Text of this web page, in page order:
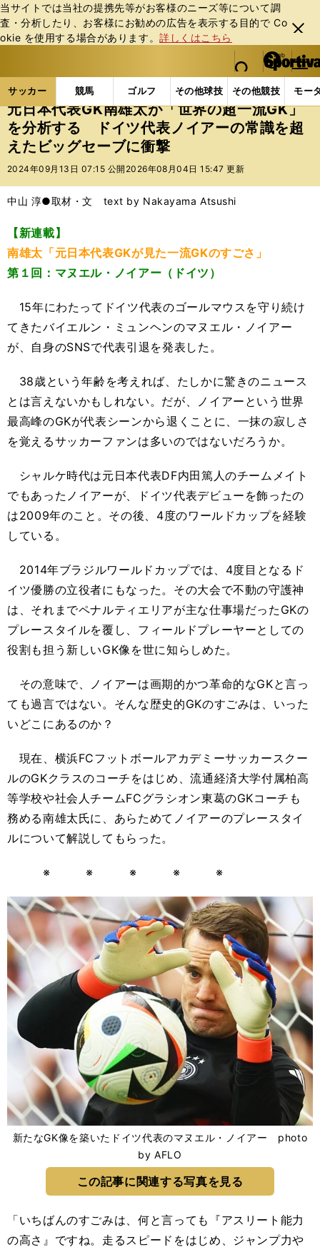
当サイトでは当社の提携先等がお客様のニーズ等について調
査・分析したり、お客様にお勧めの広告を表⽰する⽬的で Co
okie を使⽤する場合があります。詳しくはこちら
閉じ
る
web Sportiva (webスポルティーバ)
検索
マイペ
ー
ジ
メニュ
サッカー 競馬 ゴルフ その他球技 その他競技 モー
ス
ポ
ル
テ
ー
バ
サッカーの記事一覧 海外サッカー 海外サッカー
元日本代表GK南雄太が「世界の超一流GK」
を分析する ドイツ代表ノイアーの常識を超
えたビッグセーブに衝撃
2024年09月13日 07:15 公開 2026年08月04日 15:47 更新
中山 淳●取材・文 text by Nakayama Atsushi
【新連載】
南雄太「元日本代表GKが見た一流GKのすごさ」
第１回：マヌエル・ノイアー（ドイツ）
15年にわたってドイツ代表のゴールマウスを守り続け
てきたバイエルン・ミュンヘンのマヌエル・ノイアー
が、自身のSNSで代表引退を発表した。
38歳という年齢を考えれば、たしかに驚きのニュース
とは言えないかもしれない。だが、ノイアーという世界
最高峰のGKが代表シーンから退くことに、一抹の寂しさ
を覚えるサッカーファンは多いのではないだろうか。
シャルケ時代は元日本代表DF内田篤人のチームメイト
でもあったノイアーが、ドイツ代表デビューを飾ったの
は2009年のこと。その後、4度のワールドカップを経験
している。
2014年ブラジルワールドカップでは、4度目となるド
イツ優勝の立役者にもなった。その大会で不動の守護神
は、それまでペナルティエリアが主な仕事場だったGKの
プレースタイルを覆し、フィールドプレーヤーとしての
役割も担う新しいGK像を世に知らしめた。
その意味で、ノイアーは画期的かつ革命的なGKと言っ
ても過言ではない。そんな歴史的GKのすごみは、いった
いどこにあるのか？
現在、横浜FCフットボールアカデミーサッカースクー
ルのGKクラスのコーチをはじめ、流通経済大学付属柏高
等学校や社会人チームFCグラシオン東葛のGKコーチも
務める南雄太氏に、あらためてノイアーのプレースタイ
ルについて解説してもらった。
※ ※ ※ ※ ※
新たなGK像を築いたドイツ代表のマヌエル・ノイアー photo
by AFLO
この記事に関連する写真を見る
「いちばんのすごみは、何と言っても『アスリート能力
の高さ』ですね。走るスピードをはじめ、ジャンプ力や